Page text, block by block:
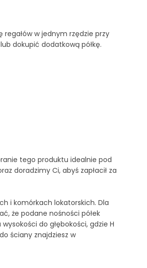
w jednym rzędzie przy
dokupić dodatkową półkę.
tego produktu idealnie pod
doradzimy Ci, abyś zapłacił za
i komórkach lokatorskich. Dla
że podane nośności półek
do głębokości, gdzie H
ściany znajdziesz w